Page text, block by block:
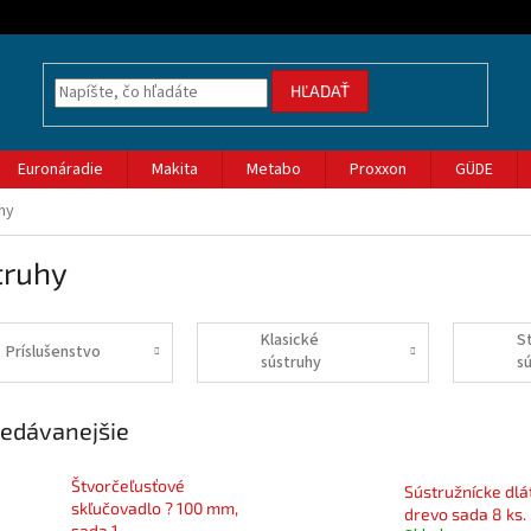
HĽADAŤ
Euronáradie Makita Metabo Proxxon GÜDE
Príslušenstvo
Klasické
sústruhy
Štvorčeľusťové
skľučovadlo ? 100 mm,
Sústružnícke
drevo sada 8 ks.